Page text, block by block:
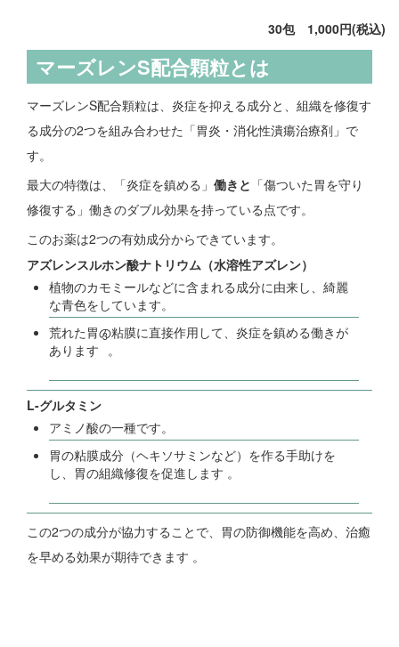
30包 1,000円(税込)
マーズレンS配合顆粒とは
マーズレンS配合顆粒は、炎症を抑える成分と、組織を修復す
る成分の2つを組み合わせた「胃炎・消化性潰瘍治療剤」で
す。
最大の特徴は、「炎症を鎮める」 働きと 「傷ついた胃を守り
修復する」働きのダブル効果を持っている点です。
このお薬は2つの有効成分からできています。
アズレンスルホン酸ナトリウム（水溶性アズレン）
植物のカモミールなどに含まれる成分に由来し、綺麗
な青色をしています。
荒れた胃の粘膜に直接作用して、炎症を鎮める働きが
あります
3
。
L-グルタミン
アミノ酸の一種です。
胃の粘膜成分（ヘキソサミンなど）を作る手助けを
し、胃の組織修復を促進します 。
この2つの成分が協力することで、胃の防御機能を高め、治癒
を早める効果が期待できます 。